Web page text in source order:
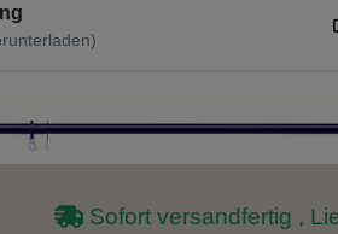
Sofort versandfertig ,